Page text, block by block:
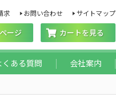
ージ カートを見る
くある質問 会社案内
求 お問い合わせ サイトマップ